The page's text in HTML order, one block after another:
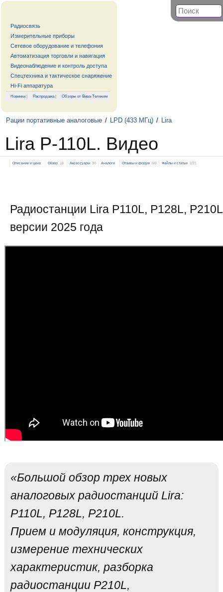
Радиосвязь
Измерительные приборы
Сетевое оборудование и телефония
Автоматизация торговли и навигация
Видеонаблюдение и контроль доступа
Спецтехника и тактическое снаряжение
Hi-Fi аппаратура
Новинки | Распродажа| Обзоры от Вива-Телеком
Рации портативные аналоговые / LPD (433 МГц) / Lira
Lira P-110L. Видео
Описание и цена Обзор 18 Аксессуары 30 Аналоги Отзывы и форум 0/0 Файлы и статьи 2/21
Радиостанции Lira P110L, P128L, P210L
версии 2025 года
«Большой обзор трех новых
аналоговых радиостанций Lira:
P110L, P128L, P210L.
Прием и модуляция, конструкция,
измерение технических
характеристик, разборка
радиостанции P210L,